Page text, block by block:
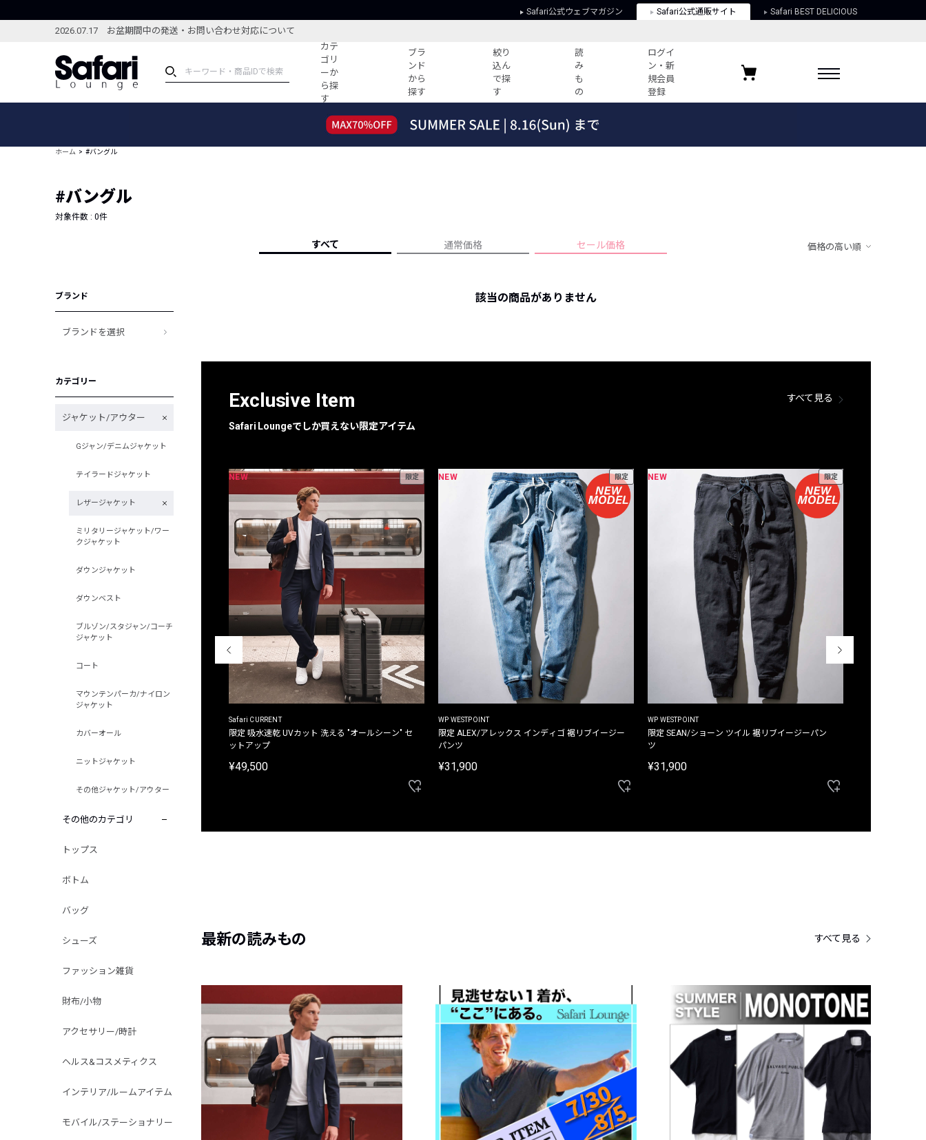
Safari公式ウェブマガジン Safari公式通販サイト Safari BEST DELICIOUS
2026.07.17 お盆期間中の発送・お問い合わせ対応について
カテ
ゴリ
ーか
ら探
す
ブラ
ンド
から
探す
絞り
込ん
で探
す
読
み
も
の
ログイ
ン・新
規会員
登録
ブランドから探す
新着アイテム
編集部のおすすめアイテム
すべての記事
人気記事ランキング
フォーカスブランド
プライバシーポリシー
お気に入りブランド
ホーム #バングル
#バングル
対象件数 : 0件
すべて 通常価格 セール価格 価格の高い順
ブランド
ブランドを選択
カテゴリー
ジャケット/アウター
Gジャン/デニムジャケット
テイラードジャケット
レザージャケット
ミリタリージャケット/ワー
クジャケット
ダウンジャケット
ダウンベスト
ブルゾン/スタジャン/コーチ
ジャケット
コート
マウンテンパーカ/ナイロン
ジャケット
カバーオール
ニットジャケット
その他ジャケット/アウター
その他のカテゴリ
トップス
ボトム
バッグ
シューズ
ファッション雑貨
財布/小物
アクセサリー/時計
ヘルス&コスメティクス
インテリア/ルームアイテム
モバイル/ステーショナリー
該当の商品がありません
Exclusive Item
Safari Loungeでしか買えない限定アイテム
すべて見る
別注限定 フード付き チェックシャツジャケット
NEW 限定
Safari CURRENT
限定 吸水速乾 UVカット 洗える "オールシーン" セ
ットアップ
¥49,500
NEW 限定
WP WESTPOINT
限定 ALEX/アレックス インディゴ 裾リブイージー
パンツ
¥31,900
NEW 限定
WP WESTPOINT
限定 SEAN/ショーン ツイル 裾リブイージーパン
ツ
¥31,900
最新の読みもの すべて見る